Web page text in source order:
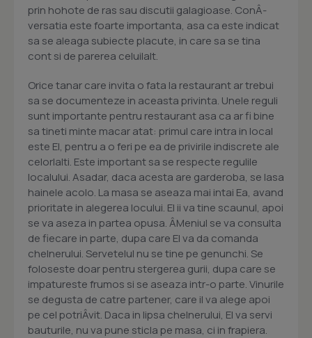
prin hohote de ras sau discutii galagioase. ConÂ­
versatia este foarte importanta, asa ca este indicat
sa se aleaga subiecte placute, in care sa se tina
cont si de parerea celuilalt.
Orice tanar care invita o fata la restaurant ar trebui
sa se documenteze in aceasta privinta. Unele reguli
sunt importante pentru restaurant asa ca ar fi bine
sa tineti minte macar atat: primul care intra in local
este El, pentru a o feri pe ea de privirile indiscrete ale
celorlalti. Este important sa se respecte regulile
localului. Asadar, daca acesta are garderoba, se lasa
hainele acolo. La masa se aseaza mai intai Ea, avand
prioritate in alegerea locului. El ii va tine scaunul, apoi
se va aseza in partea opusa. Â­Meniul se va consulta
de fiecare in parte, dupa care El va da comanda
chelnerului. Servetelul nu se tine pe genunchi. Se
foloseste doar pentru stergerea gurii, dupa care se
impatureste frumos si se aseaza intr-o parte. Vinurile
se degusta de catre partener, care il va alege apoi
pe cel potriÂ­vit. Daca in lipsa chelnerului, El va servi
bauturile, nu va pune sticla pe masa, ci in frapiera.